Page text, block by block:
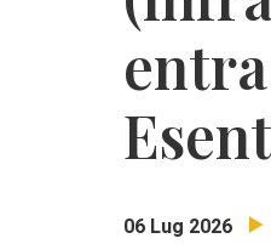
06 Lug 2026